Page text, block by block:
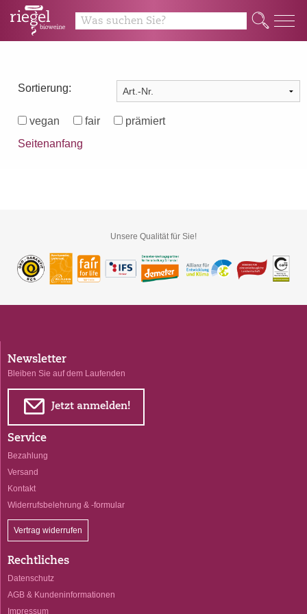
Q
Sortierung:
vegan fair
prämiert
Seitenanfang
Unsere Qualität für Sie!
Newsletter
Bleiben Sie auf dem Laufenden
E Jetzt anmelden!
Service
Bezahlung
Versand
Kontakt
Widerrufsbelehrung & -formular
Vertrag widerrufen
Rechtliches
Datenschutz
AGB & Kundeninformationen
Impressum